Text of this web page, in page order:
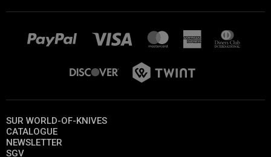
SUR WORLD-OF-KNIVES
CATALOGUE
NEWSLETTER
SGV